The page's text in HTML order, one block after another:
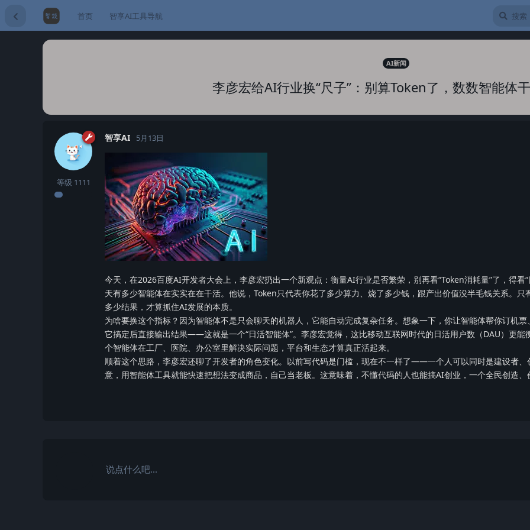
首页 智享AI工具导航
AI新闻
李彦宏给AI行业换“尺子”：别算Token了，数数智能体
智享AI
等级 1111
5月13日
今天，在2026百度AI开发者大会上，李彦宏扔出一个新观点：衡量AI行业是否繁荣，别再看“Token消耗量”了，得
天有多少智能体在实实在在干活。他说，Token只代表你花了多少算力、烧了多少钱，跟产出价值没半毛钱关系。只
多少结果，才算抓住AI发展的本质。
为啥要换这个指标？因为智能体不是只会聊天的机器人，它能自动完成复杂任务。想象一下，你让智能体帮你订机
它搞定后直接输出结果——这就是一个“日活智能体”。李彦宏觉得，这比移动互联网时代的日活用户数（DAU）更能
个智能体在工厂、医院、办公室里解决实际问题，平台和生态才算真正活起来。
顺着这个思路，李彦宏还聊了开发者的角色变化。以前写代码是门槛，现在不一样了——一个人可以同时是建设者、
意，用智能体工具就能快速把想法变成商品，自己当老板。这意味着，不懂代码的人也能搞AI创业，一个全民创造
说点什么吧...